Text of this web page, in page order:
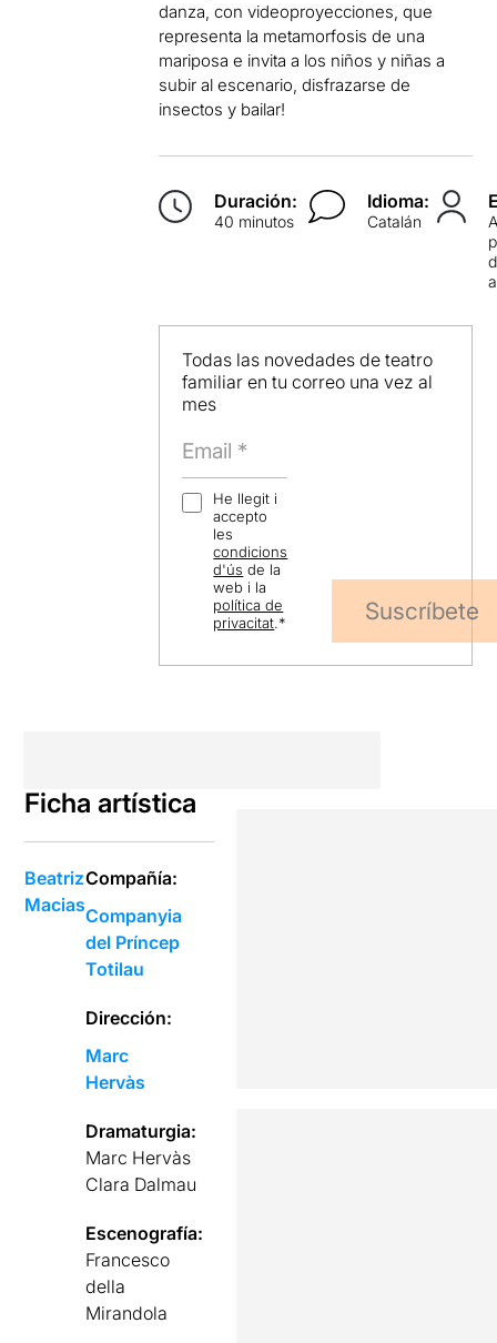
danza, con videoproyecciones, que
representa la metamorfosis de una
mariposa e invita a los niños y niñas a
subir al escenario, disfrazarse de
insectos y bailar!
Duración:
40 minutos
Idioma:
Catalán
Todas las novedades de teatro
familiar en tu correo una vez al
mes
He llegit i
accepto
les
condicions
d'ús de la
web i la
política de
privacitat.* Suscríbete
Ficha artística
Beatriz
Macias
Compañía:
Companyia
del Príncep
Totilau
Dirección:
Marc
Hervàs
Dramaturgia:
Marc Hervàs
Clara Dalmau
Escenografía:
Francesco
della
Mirandola